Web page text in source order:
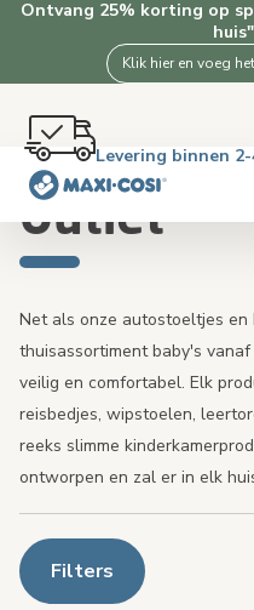
Ontvang 25% korting op
Klik hier en voeg
Gratis verzending
4.5★ van 2.5K+
Levering binnen
Gratis retourneren
Outlet
Net als onze autostoeltjes
thuisassortiment baby's
veilig en comfortabel. Elk
reisbedjes, wipstoelen,
reeks slimme
ontworpen en zal er in elk
Filters